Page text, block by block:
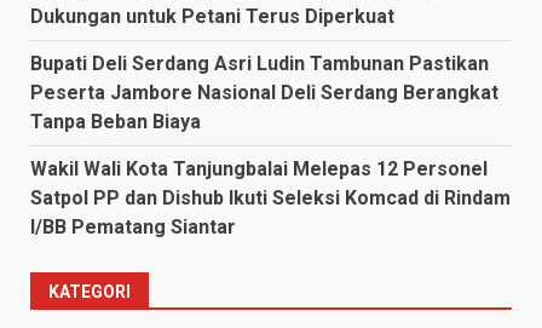
Dukungan untuk Petani Terus Diperkuat
Bupati Deli Serdang Asri Ludin Tambunan Pastikan
Peserta Jambore Nasional Deli Serdang Berangkat
Tanpa Beban Biaya
Wakil Wali Kota Tanjungbalai Melepas 12 Personel
Satpol PP dan Dishub Ikuti Seleksi Komcad di Rindam
I/BB Pematang Siantar
KATEGORI